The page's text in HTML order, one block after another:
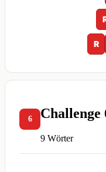
R
6 Challenge
9 Wörter